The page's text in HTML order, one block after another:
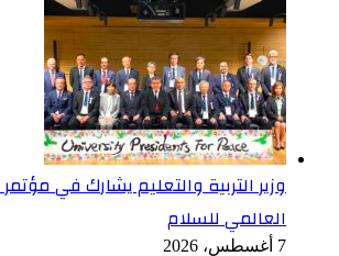
وزير التربية والتعليم يشارك في
العالمي للسلام
7 أغسطس، 2026